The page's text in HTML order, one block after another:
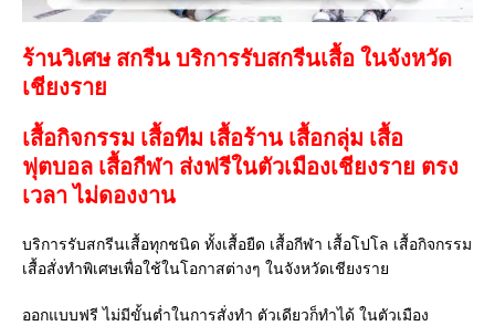
ร้านวิเศษ สกรีน บริการรับสกรีนเสื้อ ในจังหวัด
เชียงราย
เสื้อกิจกรรม เสื้อทีม เสื้อร้าน เสื้อกลุ่ม เสื้อ
ฟุตบอล เสื้อกีฬา ส่งฟรีในตัวเมืองเชียงราย ตรง
เวลา ไม่ดองงาน
บริการรับสกรีนเสื้อทุกชนิด ทั้งเสื้อยืด เสื้อกีฬา เสื้อโปโล เสื้อกิจกรรม
เสื้อสั่งทำพิเศษเพื่อใช้ในโอกาสต่างๆ ในจังหวัดเชียงราย
ออกแบบฟรี ไม่มีขั้นต่ำในการสั่งทำ ตัวเดียวก็ทำได้ ในตัวเมือง